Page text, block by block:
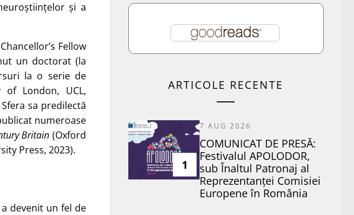
și a
Fellow
un doctorat (la
la o serie de
of London, UCL,
sa predilectă
numeroase
Britain (Oxford
Press, 2023).
devenit un fel de
ARTICOLE RECENTE
1
7 AUG 2026
COMUNICAT DE PRESĂ:
Festivalul APOLODOR,
sub Înaltul Patronaj al
Reprezentanței Comisiei
Europene în România